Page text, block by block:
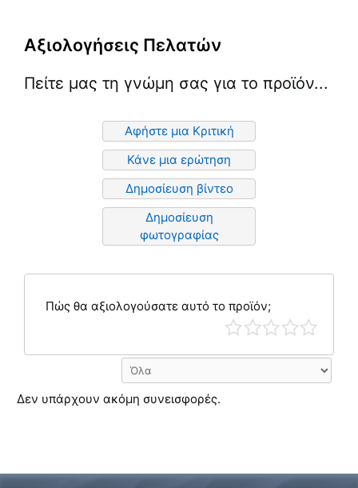
Αξιολογήσεις Πελατών
Πείτε μας τη γνώμη σας για το προϊόν...
Αφήστε μια Κριτική
Κάνε μια ερώτηση
Δημοσίευση βίντεο
Δημοσίευση
φωτογραφίας
Πώς θα αξιολογούσατε αυτό το προϊόν;
Δεν υπάρχουν ακόμη συνεισφορές.